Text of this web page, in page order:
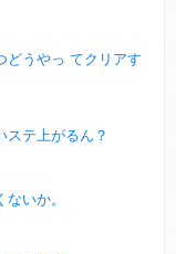
どうやっ てクリアす
ステ上がるん？
いか。